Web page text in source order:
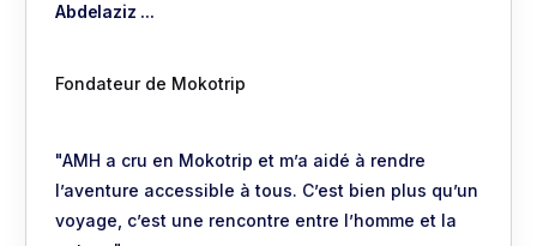
Abdelaziz ...
Fondateur de Mokotrip
"AMH a cru en Mokotrip et m’a aidé à rendre
l’aventure accessible à tous. C’est bien plus qu’un
voyage, c’est une rencontre entre l’homme et la